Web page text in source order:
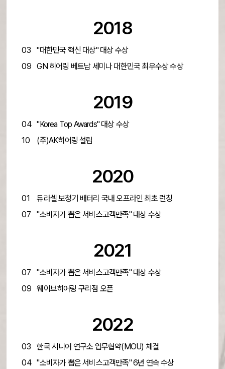
2018
03
"대한민국 혁신 대상" 대상 수상
09
GN 히어링 베트남 세미나 대한민국 최우수상 수상
2019
04
"Korea Top Awards" 대상 수상
10
(주)AK히어링 설립
2020
01
듀라셀 보청기 배터리 국내 오프라인 최초 런칭
07
"소비자가 뽑은 서비스고객만족" 대상 수상
2021
07
"소비자가 뽑은 서비스고객만족" 대상 수상
09
웨이브히어링 구리점 오픈
2022
03
한국 시니어 연구소 업무협약(MOU) 체결
04
"소비자가 뽑은 서비스고객만족" 6년 연속 수상